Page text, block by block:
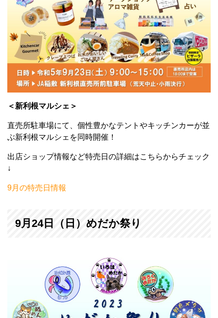
＜新利根マルシェ＞
直売所駐車場にて、個性豊かなテントやキッチンカーが並
ぶ新利根マルシェを同時開催！
出店ショップ情報など特売日の詳細はこちらからチェック
↓
9月の特売日情報
9月24日（日）めだか祭り